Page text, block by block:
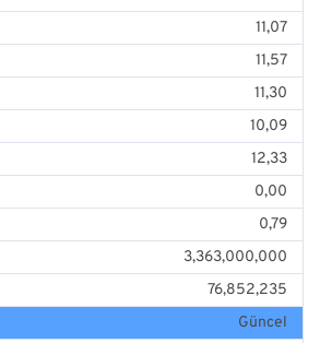
11,07
11,57
11,30
10,09
12,33
0,00
0,79
3,363,000,000
76,852,235
Güncel